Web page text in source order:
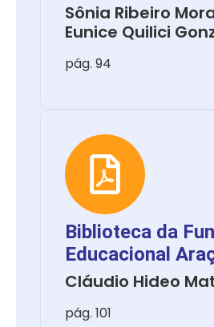
Sônia Ribeiro
Eunice Quilici
pág. 94
Biblioteca da
Educacional
Cláudio Hideo
pág. 101